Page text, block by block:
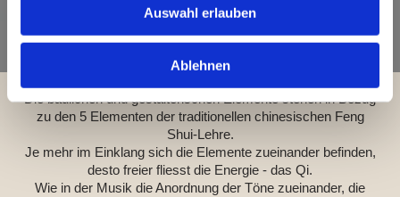
Auswahl erlauben
Ablehnen
Qi folgt Klang und Rhythmus
Die baulichen und gestalterischen Elemente stehen in Bezug
zu den 5 Elementen der traditionellen chinesischen Feng
Shui-Lehre.
Je mehr im Einklang sich die Elemente zueinander befinden,
desto freier fliesst die Energie - das Qi.
Wie in der Musik die Anordnung der Töne zueinander, die